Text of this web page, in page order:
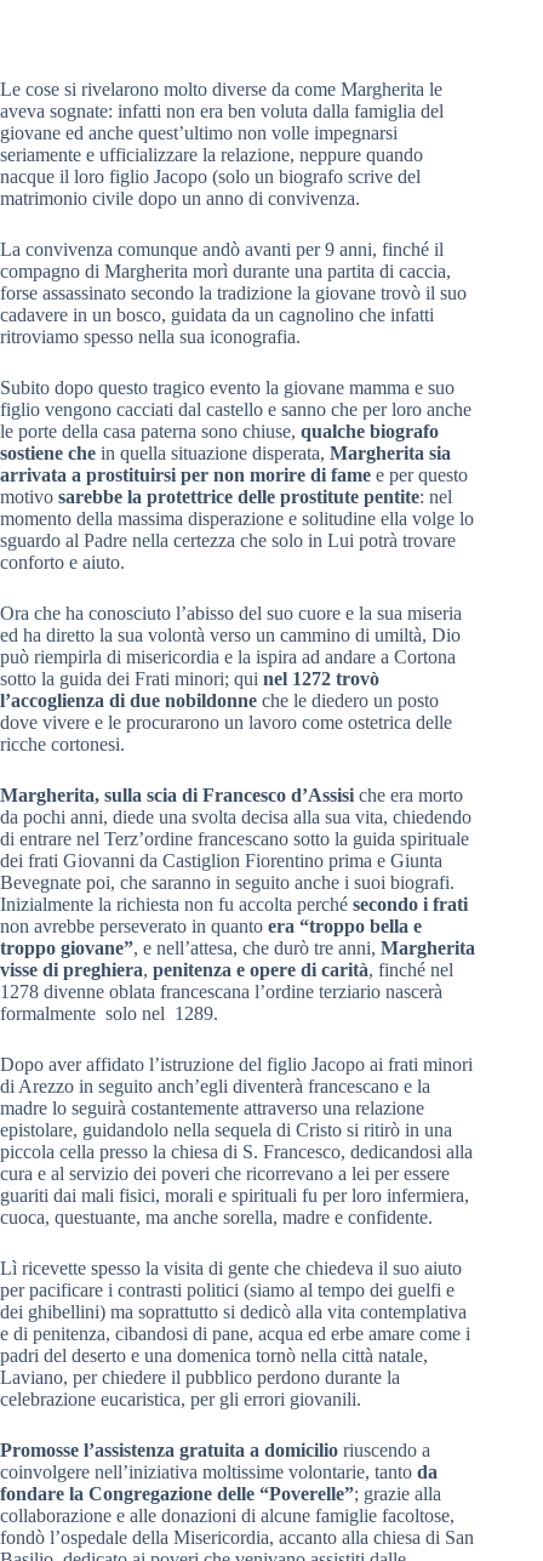
Le cose si rivelarono molto diverse da come Margherita le
aveva sognate: infatti non era ben voluta dalla famiglia del
giovane ed anche quest’ultimo non volle impegnarsi
seriamente e ufficializzare la relazione, neppure quando
nacque il loro figlio Jacopo (solo un biografo scrive del
matrimonio civile dopo un anno di convivenza.
La convivenza comunque andò avanti per 9 anni, finché il
compagno di Margherita morì durante una partita di caccia,
forse assassinato secondo la tradizione la giovane trovò il suo
cadavere in un bosco, guidata da un cagnolino che infatti
ritroviamo spesso nella sua iconografia.
Subito dopo questo tragico evento la giovane mamma e suo
figlio vengono cacciati dal castello e sanno che per loro anche
le porte della casa paterna sono chiuse, qualche biografo
sostiene che in quella situazione disperata, Margherita sia
arrivata a prostituirsi per non morire di fame e per questo
motivo sarebbe la protettrice delle prostitute pentite: nel
momento della massima disperazione e solitudine ella volge lo
sguardo al Padre nella certezza che solo in Lui potrà trovare
conforto e aiuto.
Ora che ha conosciuto l’abisso del suo cuore e la sua miseria
ed ha diretto la sua volontà verso un cammino di umiltà, Dio
può riempirla di misericordia e la ispira ad andare a Cortona
sotto la guida dei Frati minori; qui nel 1272 trovò
l’accoglienza di due nobildonne che le diedero un posto
dove vivere e le procurarono un lavoro come ostetrica delle
ricche cortonesi.
Margherita, sulla scia di Francesco d’Assisi che era morto
da pochi anni, diede una svolta decisa alla sua vita, chiedendo
di entrare nel Terz’ordine francescano sotto la guida spirituale
dei frati Giovanni da Castiglion Fiorentino prima e Giunta
Bevegnate poi, che saranno in seguito anche i suoi biografi.
Inizialmente la richiesta non fu accolta perché secondo i frati
non avrebbe perseverato in quanto era “troppo bella e
troppo giovane”, e nell’attesa, che durò tre anni, Margherita
visse di preghiera, penitenza e opere di carità, finché nel
1278 divenne oblata francescana l’ordine terziario nascerà
formalmente solo nel 1289.
Dopo aver affidato l’istruzione del figlio Jacopo ai frati minori
di Arezzo in seguito anch’egli diventerà francescano e la
madre lo seguirà costantemente attraverso una relazione
epistolare, guidandolo nella sequela di Cristo si ritirò in una
piccola cella presso la chiesa di S. Francesco, dedicandosi alla
cura e al servizio dei poveri che ricorrevano a lei per essere
guariti dai mali fisici, morali e spirituali fu per loro infermiera,
cuoca, questuante, ma anche sorella, madre e confidente.
Lì ricevette spesso la visita di gente che chiedeva il suo aiuto
per pacificare i contrasti politici (siamo al tempo dei guelfi e
dei ghibellini) ma soprattutto si dedicò alla vita contemplativa
e di penitenza, cibandosi di pane, acqua ed erbe amare come i
padri del deserto e una domenica tornò nella città natale,
Laviano, per chiedere il pubblico perdono durante la
celebrazione eucaristica, per gli errori giovanili.
Promosse l’assistenza gratuita a domicilio riuscendo a
coinvolgere nell’iniziativa moltissime volontarie, tanto da
fondare la Congregazione delle “Poverelle”; grazie alla
collaborazione e alle donazioni di alcune famiglie facoltose,
fondò l’ospedale della Misericordia, accanto alla chiesa di San